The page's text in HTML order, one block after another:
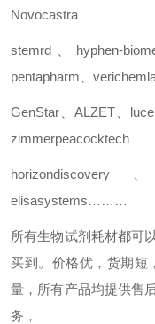
Novocastra
stemrd hyphen-
pentapharm
GenStar 、ALZET
zimmerpeacocktech
horizondiscovery
elisasystems………
所有生物试剂耗材都可
买到。价格优，货期短
量，所有产品均提供售
务，